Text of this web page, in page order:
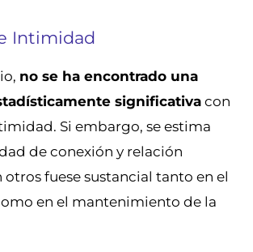
Intimidad
no se ha encontrado una
significativacon
Si embargo, se estima
de conexión y relación
fuese sustancial tanto en el
en el mantenimiento de la